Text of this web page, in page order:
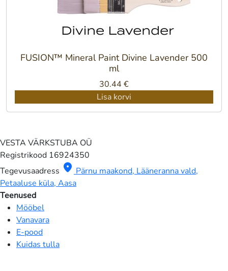
FUSION™ Mineral Paint Divine Lavender 500
ml
30.44 €
Lisa korvi
VESTA VÄRKSTUBA OÜ
Registrikood 16924350
Tegevusaadress location_on Pärnu maakond, Lääneranna vald,
Petaaluse küla, Aasa
Teenused
Mööbel
Vanavara
E-pood
Kuidas tulla